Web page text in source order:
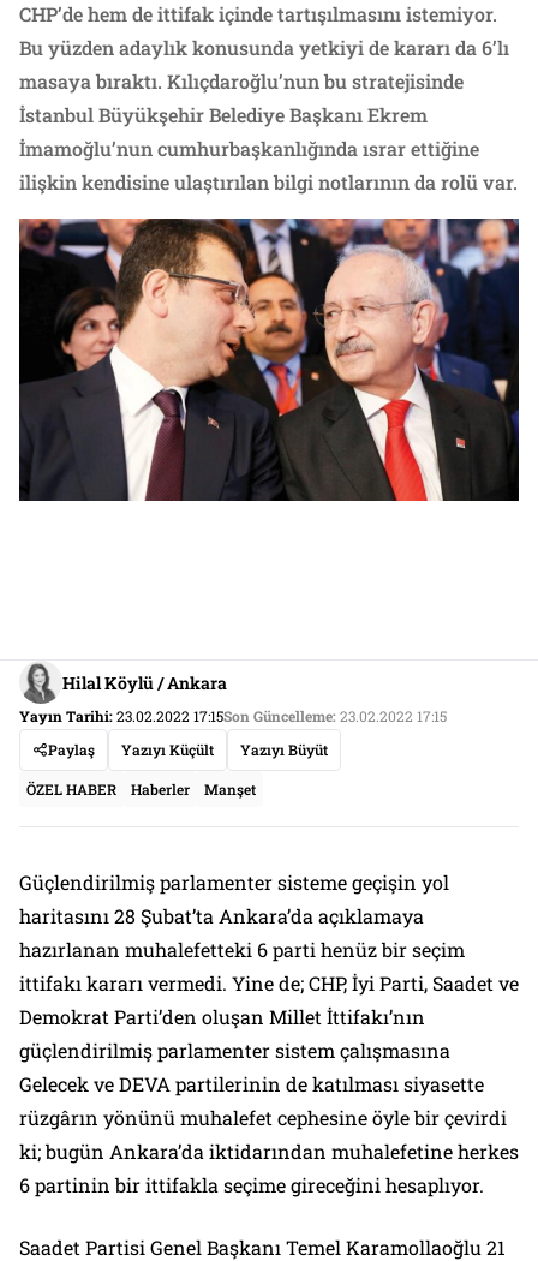
CHP’de hem de ittifak içinde tartışılmasını istemiyor.
Bu yüzden adaylık konusunda yetkiyi de kararı da 6’lı
masaya bıraktı. Kılıçdaroğlu’nun bu stratejisinde
İstanbul Büyükşehir Belediye Başkanı Ekrem
İmamoğlu’nun cumhurbaşkanlığında ısrar ettiğine
ilişkin kendisine ulaştırılan bilgi notlarının da rolü var.
Hilal Köylü / Ankara
Yayın Tarihi:23.02.2022 17:15Son Güncelleme:23.02.2022 17:15
Paylaş
Yazıyı Küçült Yazıyı Büyüt
ÖZEL HABER Haberler Manşet
Güçlendirilmiş parlamenter sisteme geçişin yol
haritasını 28 Şubat’ta Ankara’da açıklamaya
hazırlanan muhalefetteki 6 parti henüz bir seçim
ittifakı kararı vermedi. Yine de; CHP, İyi Parti, Saadet ve
Demokrat Parti’den oluşan Millet İttifakı’nın
güçlendirilmiş parlamenter sistem çalışmasına
Gelecek ve DEVA partilerinin de katılması siyasette
rüzgârın yönünü muhalefet cephesine öyle bir çevirdi
ki; bugün Ankara’da iktidarından muhalefetine herkes
6 partinin bir ittifakla seçime gireceğini hesaplıyor.
Saadet Partisi Genel Başkanı Temel Karamollaoğlu 21